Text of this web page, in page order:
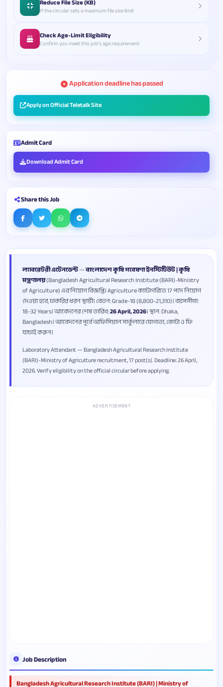
ল্যাবরেটরী এটেনডেন্ট—বাংলাদেশ কৃষি গবেষণা ইনস্টিটিউট | কৃষি
মন্ত্রণালয়(Bangladesh Agricultural Research Institute (BARI)-Ministry
of Agriculture) এর নিয়োগ বিজ্ঞপ্তি। Agriculture ক্যাটাগরিতে 17 পদে নিয়োগ
দেওয়া হবে, চাকরির ধরন স্থায়ী। বেতন: Grade-18 (8,800-21,310)। বয়সসীমা:
18-32 Years। আবেদনের শেষ তারিখ:26 April, 2026। স্থান: Dhaka,
Bangladesh। আবেদনের পূর্বে অফিসিয়াল সার্কুলারে যোগ্যতা, কোটা ও ফি
যাচাই করুন।
Laboratory Attendant — Bangladesh Agricultural Research Institute
(BARI)-Ministry of Agriculture recruitment, 17 post(s). Deadline: 26 April,
2026. Verify eligibility on the official circular before applying.
ADVERTISEMENT
Job Description
Bangladesh Agricultural Research Institute (BARI) | Ministry of
Reduce File Size (KB)
If the circular sets a maximum file size limit
Check Age-Limit Eligibility
Confirm you meet this job's age requirement
Application deadline has passed
Apply on Official Teletalk Site
Admit Card
Download Admit Card
Share this Job